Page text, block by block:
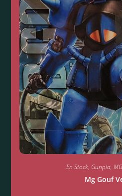
En Stock, Gunpla, MG
Mg Gouf